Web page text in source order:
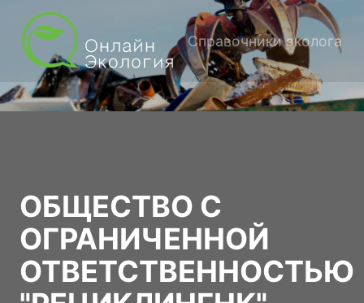
Справочники эколога
ОБЩЕСТВО С
ОГРАНИЧЕННОЙ
ОТВЕТСТВЕННОСТЬЮ